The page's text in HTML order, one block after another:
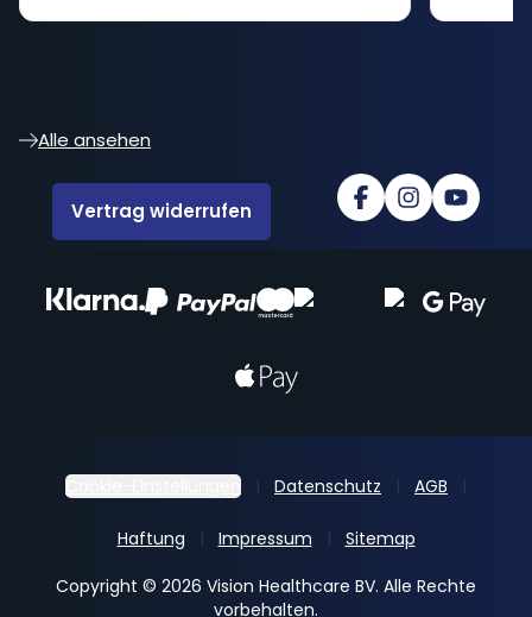
Alle ansehen
Vertrag widerrufen
Cookie-Einstellungen Datenschutz AGB
Haftung Impressum
Sitemap
Copyright © 2026 Vision Healthcare BV. Alle Rechte
vorbehalten.